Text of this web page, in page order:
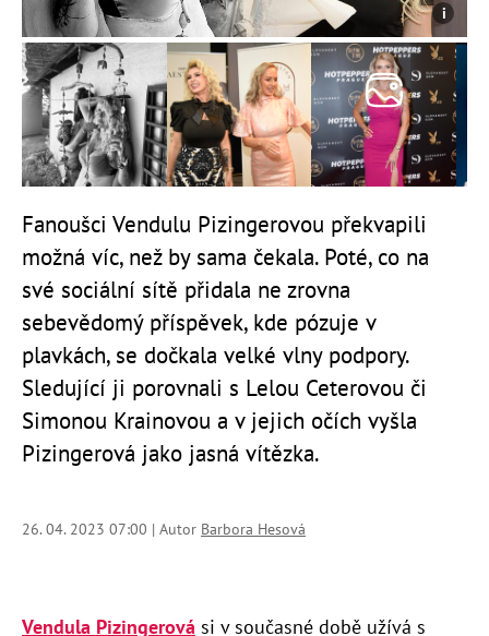
Fanoušci Vendulu Pizingerovou překvapili
možná víc, než by sama čekala. Poté, co na
své sociální sítě přidala ne zrovna
sebevědomý příspěvek, kde pózuje v
plavkách, se dočkala velké vlny podpory.
Sledující ji porovnali s Lelou Ceterovou či
Simonou Krainovou a v jejich očích vyšla
Pizingerová jako jasná vítězka.
26. 04. 2023 07:00 | Autor Barbora Hesová
Vendula Pizingerová si v současné době užívá s